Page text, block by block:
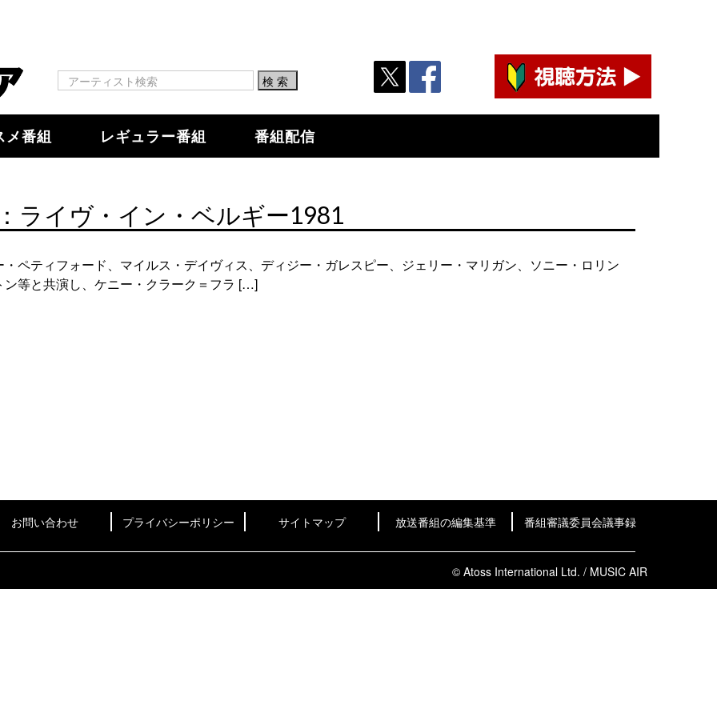
メ番組 レギュラー番組 番組配信
ライヴ・イン・ベルギー1981
ペティフォード、マイルス・デイヴィス、ディジー・ガレスピー、ジェリー・マリガン、ソニー・ロリン
等と共演し、ケニー・クラーク＝フラ […]
お問い合わせ プライバシーポリシー サイトマップ 放送番組の編集基準 番組審議委員会議事録
© Atoss International Ltd. / MUSIC AIR